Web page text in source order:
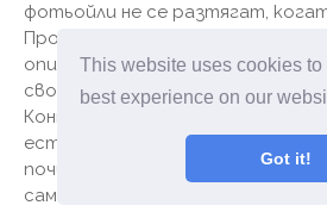
This website uses cookies to
best experience on our
Got it!
фотьойли не се разтягат,
Продуктът е дишащ.
опитват да създадат решения
свойства. Цветовата палитра
Контактът с велур създава
естествена козина. Трябва да
почистващите продукти от
само сухи.